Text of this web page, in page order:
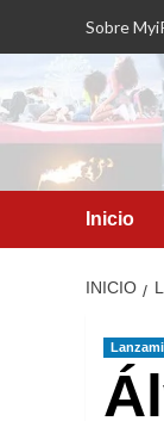
Sobre
Inicio
INICIO